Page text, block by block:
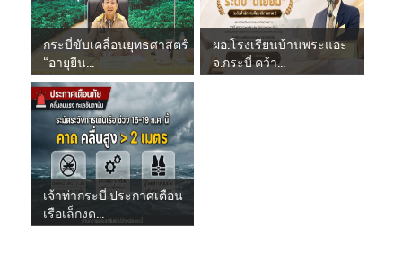
กระบี่ขับเคลื่อนยุทธศาสตร์
“อายุยืน...
ผอ.โรงเรียนบ้านพระแอะ
จ.กระบี่ คว้า...
เจ้าท่ากระบี่ ประกาศเตือน
เรือเล็กงด...